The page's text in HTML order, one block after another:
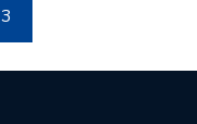
3